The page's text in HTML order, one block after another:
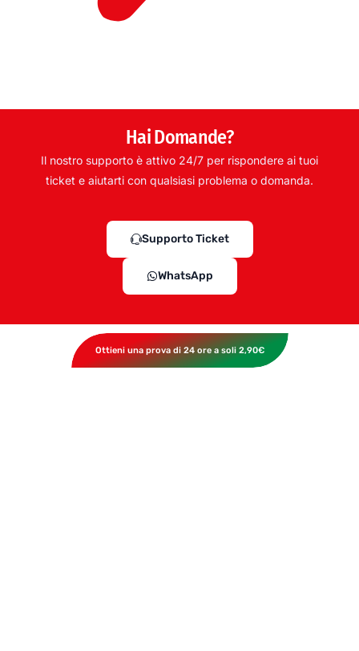
Hai Domande?
Il nostro supporto è attivo 24/7 per rispondere ai tuoi
ticket e aiutarti con qualsiasi problema o domanda.
Supporto Ticket
WhatsApp
Ottieni una prova di 24 ore a soli 2,90€